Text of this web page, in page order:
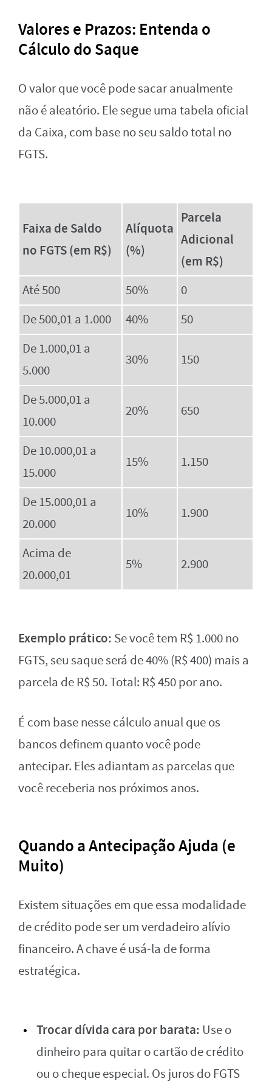
Valores e Prazos: Entenda o
Cálculo do Saque
O valor que você pode sacar anualmente
não é aleatório. Ele segue uma tabela oficial
da Caixa, com base no seu saldo total no
FGTS.
Faixa de Saldo
no FGTS (em R$)
Alíquota
(%)
Parcela
Adicional
(em R$)
Até 500 50%
0
De 500,01 a 1.000
40%
50
De 1.000,01 a
5.000
30% 150
De 5.000,01 a
10.000
20% 650
De 10.000,01 a
15.000
15% 1.150
De 15.000,01 a
20.000
10% 1.900
Acima de
20.000,01
5% 2.900
Exemplo prático: Se você tem R$ 1.000 no
FGTS, seu saque será de 40% (R$ 400) mais a
parcela de R$ 50. Total: R$ 450 por ano.
É com base nesse cálculo anual que os
bancos definem quanto você pode
antecipar. Eles adiantam as parcelas que
você receberia nos próximos anos.
Quando a Antecipação Ajuda (e
Muito)
Existem situações em que essa modalidade
de crédito pode ser um verdadeiro alívio
financeiro. A chave é usá-la de forma
estratégica.
Trocar dívida cara por barata: Use o
dinheiro para quitar o cartão de crédito
ou o cheque especial. Os juros do FGTS